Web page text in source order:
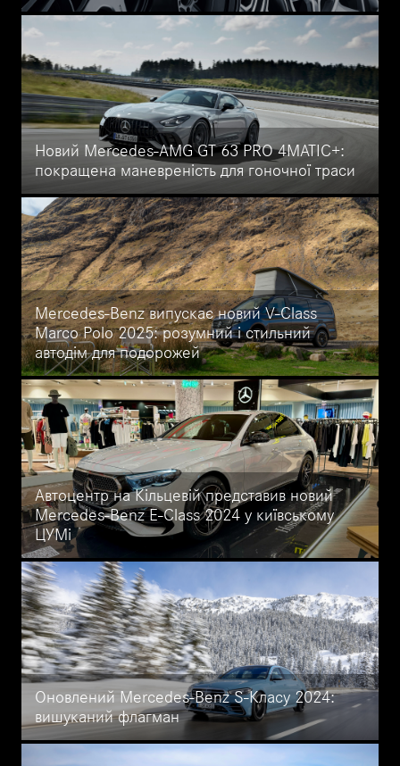
Як змінився дизайн дисків з 1920-х років до наших днів? Чому
багатоспицеві дротові диски були такими популярними в гонках,
і як вони вплинули на сучасні аеродинамічні рішення?
Дізнайтеся, як класика поєднується з інноваціями в дизайні
дисків Mercedes-Benz.
Новий Mercedes-AMG GT 63 PRO 4MATIC+:
покращена маневреність для гоночної траси
Mercedes-AMG представив новітню модель AMG GT 63 PRO
4MATIC+ на фестивалі швидкості в Гудвуді. Цей автомобіль
оснащений 4,0-літровим V8 бітурбо двигуном, який розвиває
потужність 450 кВт (612 к.с.).
Mercedes-Benz випускає новий V-Class
Marco Polo 2025: розумний і стильний
автодім для подорожей
Розумний і стильний будинок на колесах: Mercedes-Benz V-
Class Marco Polo - ідеальний вибір для комфортних подорожей і
повсякденного використання. Дізнайтеся про сучасні
технології, зручні спальні місця та кухонне обладнання, які
роблять цей автомобіль унікальним.
Автоцентр на Кільцевій представив новий
Mercedes-Benz E-Class 2024 у київському
ЦУМі
Офіційний дилер Mercedes-Benz, Автоцентр на Кільцевій,
представив новий Mercedes-Benz E-Class 2024 у київському
ЦУМі. Дізнайтеся більше про його дизайн, технології та
комфорт у матеріалі.
Оновлений Mercedes-Benz S-Класу 2024:
вишуканий флагман
Новий Mercedes-Benz S-Class 2024: велике оновлення для